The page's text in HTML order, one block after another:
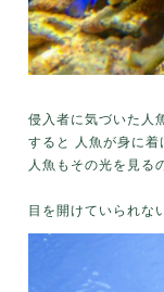
侵入者に気づいた人
すると 人魚が身に着
人魚もその光を見る
目を開けていられな